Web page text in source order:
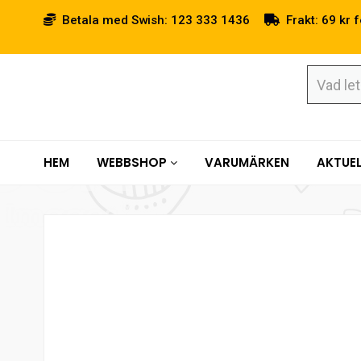
Betala med Swish: 123 333 1436 Frakt: 69 kr
HEM WEBBSHOP VARUMÄRKEN